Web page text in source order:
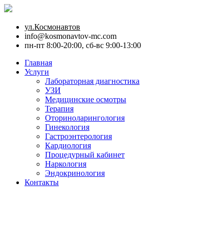
ул.Космонавтов
info@kosmonavtov-mc.com
пн-пт 8:00-20:00, сб-вс 9:00-13:00
Главная
Услуги
Лабораторная диагностика
УЗИ
Медицинские осмотры
Терапия
Оториноларингология
Гинекология
Гастроэнтерология
Кардиология
Процедурный кабинет
Наркология
Эндокринология
Контакты